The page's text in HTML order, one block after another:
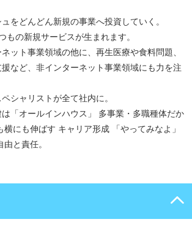
をどんどん新規の事業へ投資していく。
もの新規サービスが生まれます。
ット事業領域の他に、再生医療や食料問題、
など、非インターネット事業領域にも力を注
シャリストが全て社内に。
「オールインハウス」 多事業・多職種体だか
横にも伸ばす キャリア形成 「やってみなよ」
と責任。